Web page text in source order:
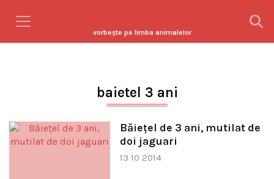
vorbeşte pe limba animalelor
baietel 3 ani
Băieţel de 3 ani, mutilat de
doi jaguari
13 10 2014